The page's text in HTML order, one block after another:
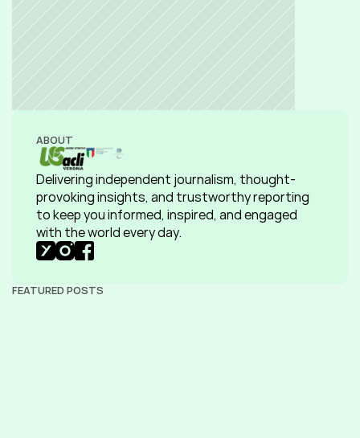
ABOUT
Delivering independent journalism, thought-
provoking insights, and trustworthy reporting
to keep you informed, inspired, and engaged
with the world every day.
FEATURED POSTS